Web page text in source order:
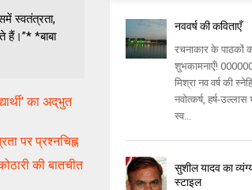
स्वतंत्रता,
हैं।”* *बाबा
का अद्‌भुत
पर प्रश्नचिह्न
की बातचीत
नववर्ष की कविताएँ
रचनाकार के पाठकों
शुभकामनाएँ!
मिश्रा नव वर्ष की
नवोत्कर्ष, हर्ष-
स्व...
सुशील यादव का
स्टाइल